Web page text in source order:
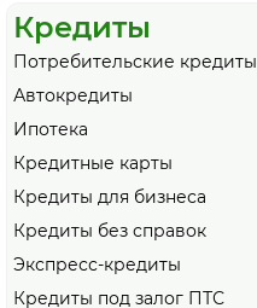
Кредиты
Потребительские кредиты
Автокредиты
Ипотека
Кредитные карты
Кредиты для бизнеса
Кредиты без справок
Экспресс-кредиты
Кредиты под залог ПТС